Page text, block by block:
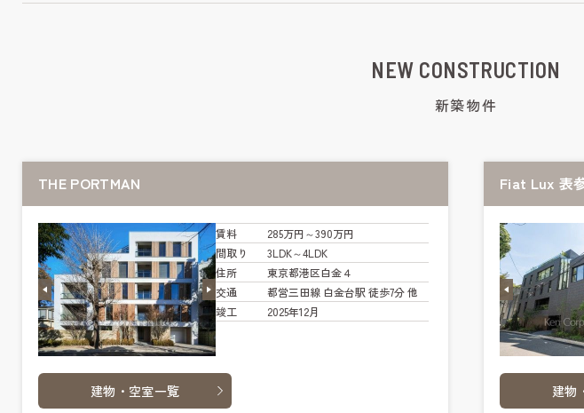
NEW CONSTRUCTION
新築物件
THE PORTMAN
賃料
285万円～390万円
間取り
3LDK～4LDK
住所
東京都港区白金４
交通
都営三田線 白金台駅 徒歩7分 他
竣工
2025年12月
建物・空室一覧
Fiat Lux 表
建物